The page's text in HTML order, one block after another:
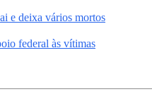
e deixa vários mortos
federal às vítimas